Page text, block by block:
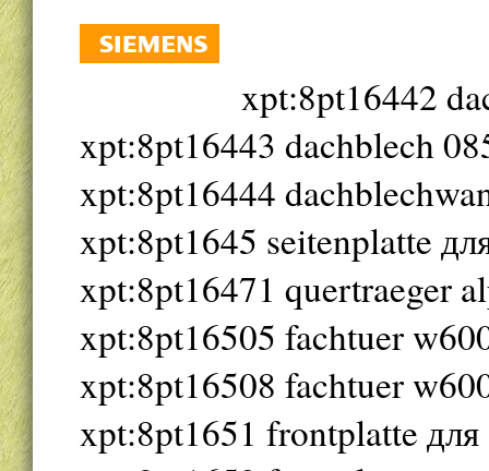
xpt:8pt16442
xpt:8pt16443 dachblech
xpt:8pt16444
xpt:8pt1645 seitenplatte
xpt:8pt16471 quertraeger
xpt:8pt16505 fachtuer
xpt:8pt16508 fachtuer
xpt:8pt1651 frontplatte